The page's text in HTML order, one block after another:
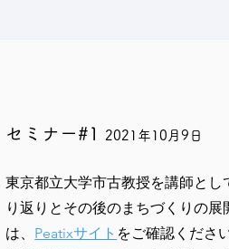
セミナー#1 2021年10月9日
東京都立大学市古教授を講師と
り返りとその後のまちづくりの
は、 Peatixサイト をご確認ください